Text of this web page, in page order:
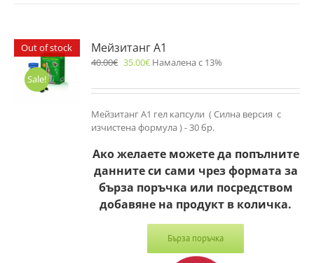
Out of stock
Sale!
Мейзитанг A1
40.00€ 35.00€ Намалена с 13%
Мейзитанг A1 гел капсули ( Силна версия с
изчистена формула ) - 30 бр.
Ако желаете можете да попълните
данните си сами чрез формата за
бърза поръчка или посредством
добавяне на продукт в количка.
Бърза поръчка